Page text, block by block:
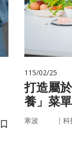
儲存書籤
115/02/25
打造屬
養」菜
因，關
寒波 ｜ 科